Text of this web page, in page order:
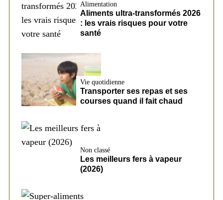
Alimentation
Aliments ultra-transformés 2026
: les vrais risques pour votre
santé
Vie quotidienne
Transporter ses repas et ses
courses quand il fait chaud
Non classé
Les meilleurs fers à vapeur
(2026)